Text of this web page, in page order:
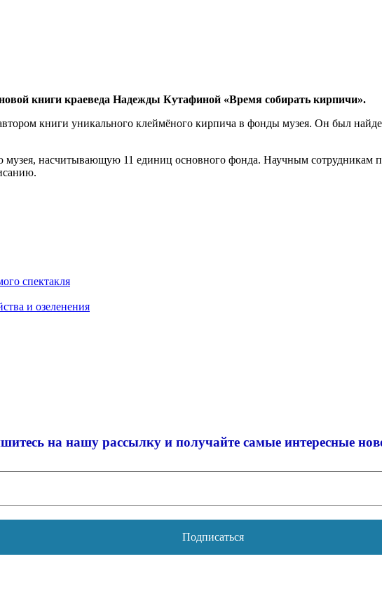
книги краеведа Надежды Кутафиной «Время собирать кирпичи».
книги уникального клеймёного кирпича в фонды музея. Он был
насчитывающую 11 единиц основного фонда. Научным сотрудникам
спектакля
и озеленения
на нашу рассылку и получайте самые интересные